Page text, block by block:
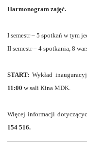
Harmonogram zajęć.
I semestr – 5 spotkań w tym
II semestr – 4 spotkania, 8
START: Wykład
11:00 w sali Kina MDK.
Więcej informacji
154 516.